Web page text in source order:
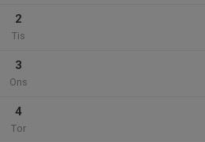
2
Tis
3
Ons
4
Tor